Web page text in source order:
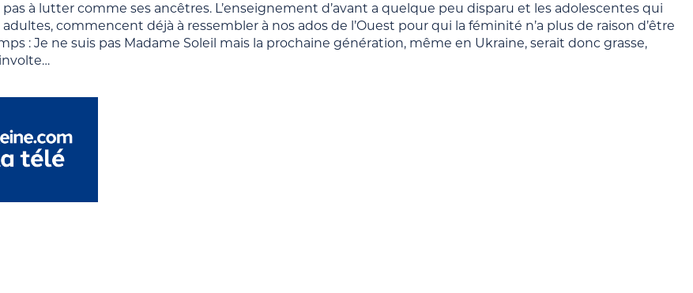
pas à lutter comme ses ancêtres. L’enseignement d’avant a quelque peu disparu et les adolescentes qui
commencent déjà à ressembler à nos ados de l’Ouest pour qui la féminité n’a plus de raison d’être
: Je ne suis pas Madame Soleil mais la prochaine génération, même en Ukraine, serait donc grasse,